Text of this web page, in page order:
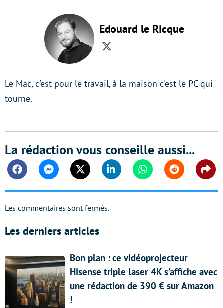
Edouard le Ricque
Twitter
Le Mac, c'est pour le travail, à la maison c'est le PC qui
tourne.
La rédaction vous conseille aussi...
FacebookMessengerTwitter Linkedin WhatsappReddit
Les commentaires sont fermés.
Les derniers articles
Bon plan : ce vidéoprojecteur
Hisense triple laser 4K s’affiche avec
une rédaction de 390 € sur Amazon
!